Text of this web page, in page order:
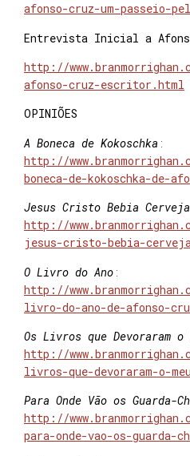
afonso-cruz-um-passeio-
Entrevista Inicial a
http://
afonso-cruz-escritor.html
OPINIÕES
A Boneca de Kokoschka :
http://
boneca-de-kokoschka-de-
Jesus Cristo Bebia Cerveja
http://
jesus-cristo-bebia-
O Livro do Ano :
http://
livro-do-ano-de-afonso-
Os Livros que Devoraram o
http://
livros-que-devoraram-o-
Para Onde Vão os Guarda-
http://
para-onde-vao-os-guarda-